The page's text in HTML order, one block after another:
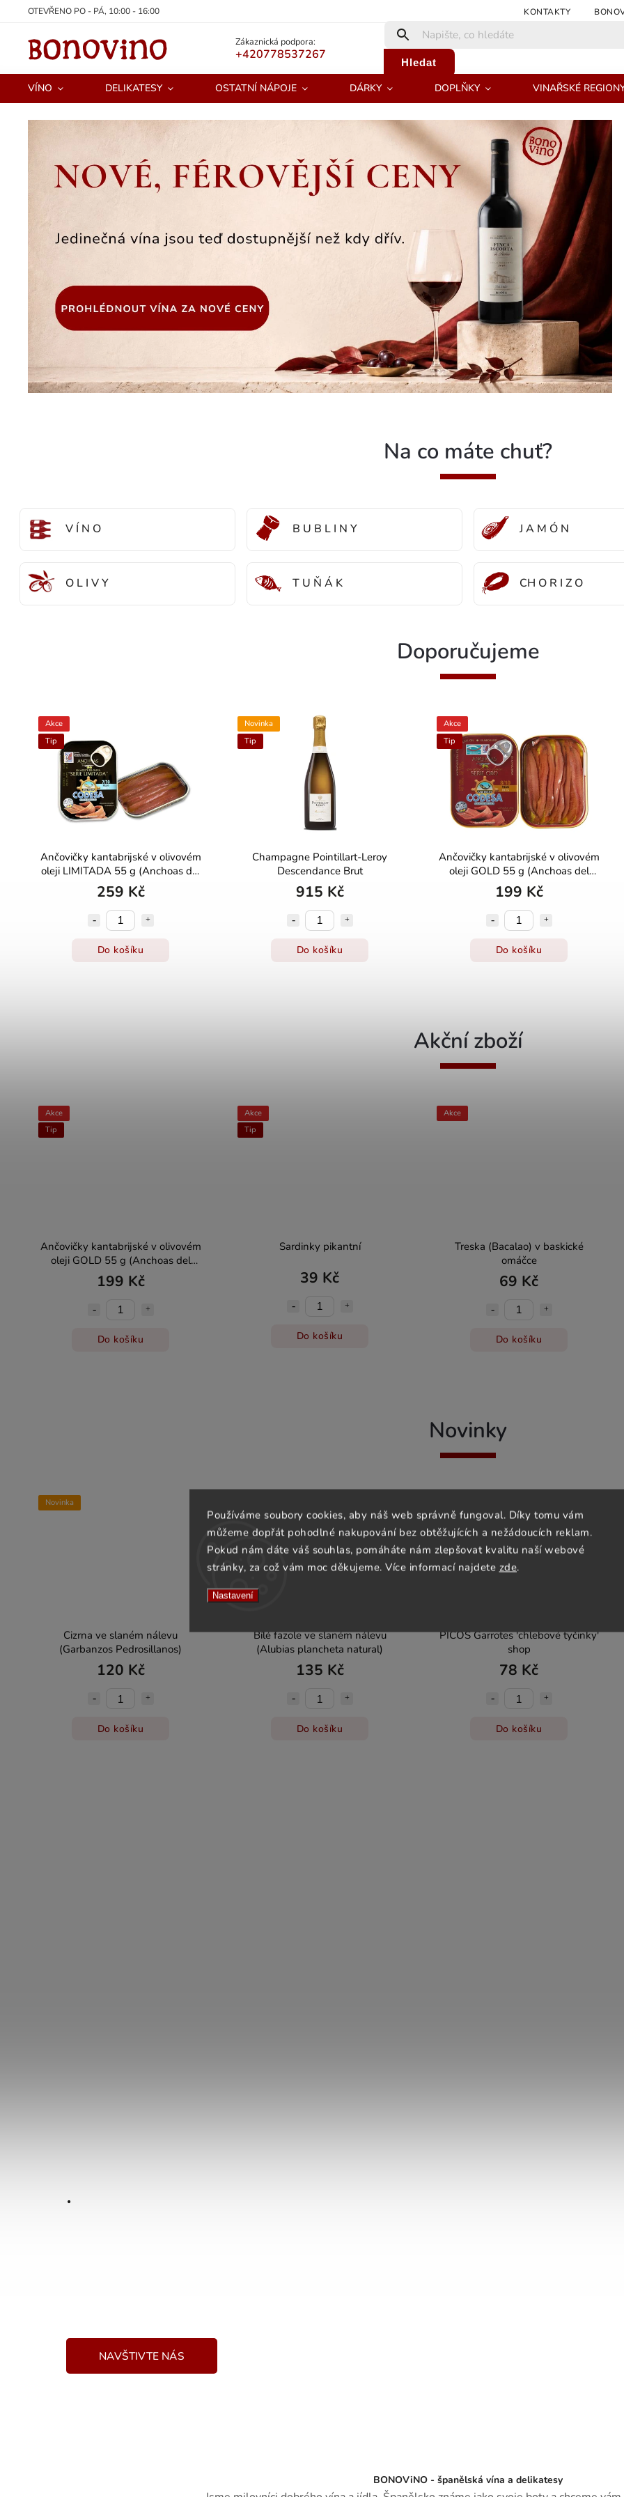
Používáme soubory cookies, aby náš web správně fungoval. Díky tomu vám
můžeme dopřát pohodlné nakupování bez obtěžujících a nežádoucích reklam.
Pokud nám dáte váš souhlas, pomáháte nám zlepšovat kvalitu naší webové
stránky, za což vám moc děkujeme. Více informací najdete zde.
Nastavení
OTEVŘENO PO - PÁ, 10:00 - 16:00 KONTAKTY
Zákaznická podpora:
+420778537267
Hledat
VÍNO DELIKATESY OSTATNÍ NÁPOJE DÁRKY DOPLŇKY VINAŘSKÉ
Na co máte chuť?
V Í N O B U B L I N Y J A M Ó N
O L I V Y T U Ň Á K CH O R I Z O
Doporučujeme
Akce
Tip
Ančovičky kantabrijské v olivovém
oleji LIMITADA 55 g (Anchoas del
Cantábrico)
259 Kč
Do košíku
Novinka
Tip
Champagne Pointillart-Leroy
Descendance Brut
915 Kč
Do košíku
Akce
Tip
Ančovičky kantabrijské v olivovém
oleji GOLD 55 g (Anchoas del
Cantábrico)
199 Kč
Do košíku
Akční zboží
Akce
Tip
Ančovičky kantabrijské v olivovém
oleji GOLD 55 g (Anchoas del
Cantábrico)
199 Kč
Do košíku
Akce
Tip
Sardinky pikantní
39 Kč
Do košíku
Akce
Treska (Bacalao) v baskické
omáčce
69 Kč
Do košíku
Novinky
Novinka
Cizrna ve slaném nálevu
(Garbanzos Pedrosillanos)
120 Kč
Do košíku
Bílé fazole ve slaném nálevu
(Alubias plancheta natural)
135 Kč
Do košíku
PICOS Garrotes 'chlebové tyčinky'
shop
78 Kč
Do košíku
.
NAVŠTIVTE NÁS
BONOViNO - španělská vína a delikatesy